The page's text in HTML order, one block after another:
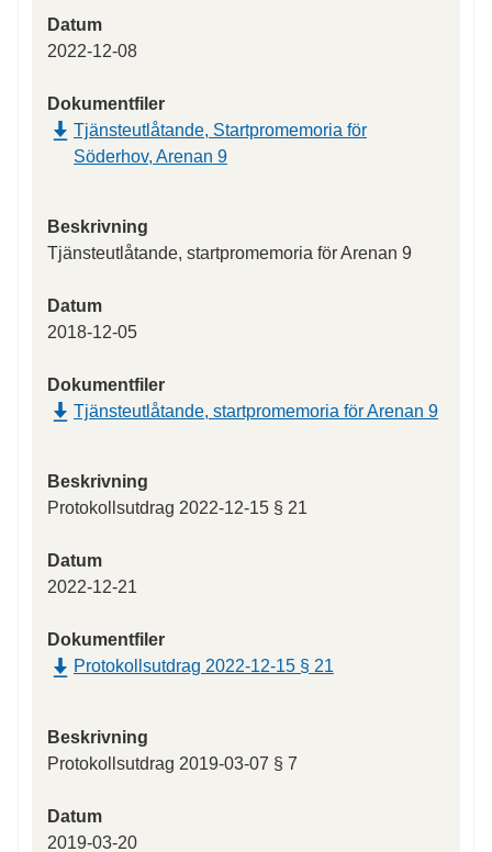
Datum
2022-12-08
Dokumentfiler
Tjänsteutlåtande, Startpromemoria för
Söderhov, Arenan 9
Beskrivning
Tjänsteutlåtande, startpromemoria för Arenan 9
Datum
2018-12-05
Dokumentfiler
Tjänsteutlåtande, startpromemoria för Arenan 9
Beskrivning
Protokollsutdrag 2022-12-15 § 21
Datum
2022-12-21
Dokumentfiler
Protokollsutdrag 2022-12-15 § 21
Beskrivning
Protokollsutdrag 2019-03-07 § 7
Datum
2019-03-20